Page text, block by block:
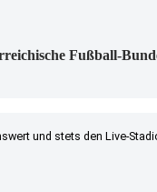
Fußball-
und stets den Live-